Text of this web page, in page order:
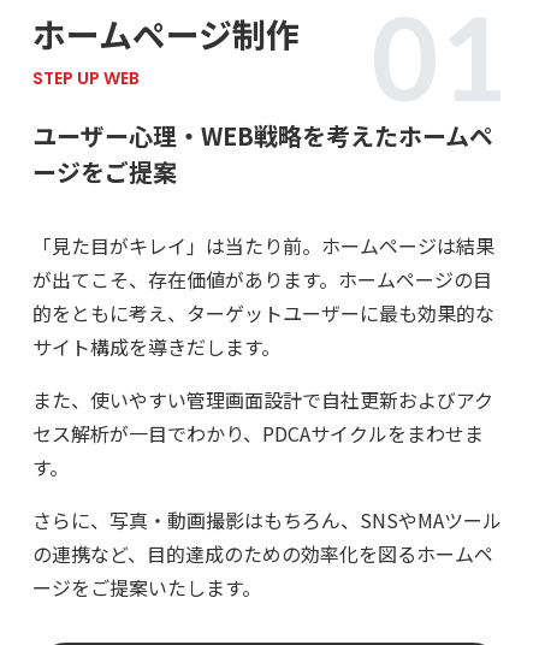
ホームページ制作
STEP UP WEB
ユーザー心理・WEB戦略を考えたホームペ
ージをご提案
「見た目がキレイ」は当たり前。ホームページは結果
が出てこそ、存在価値があります。ホームページの目
的をともに考え、ターゲットユーザーに最も効果的な
サイト構成を導きだします。
また、使いやすい管理画面設計で自社更新およびアク
セス解析が一目でわかり、PDCAサイクルをまわせま
す。
さらに、写真・動画撮影はもちろん、SNSやMAツール
の連携など、目的達成のための効率化を図るホームペ
ージをご提案いたします。